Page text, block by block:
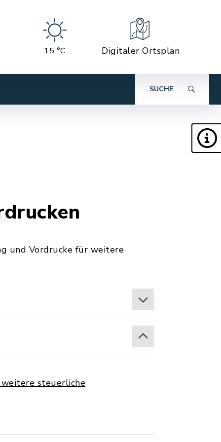
15 °C Digitaler Ortsplan
SUCHE
und Vordrucke für weitere
steuerliche